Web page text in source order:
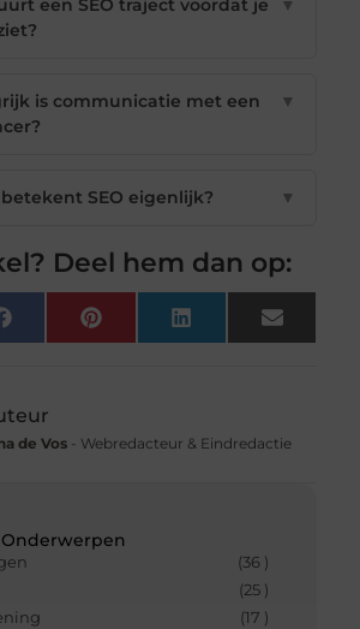
(36 )
(25 )
(17 )
een SEO traject voordat je
▼
is communicatie met een
▼
SEO eigenlijk? ▼
Deel hem dan op:
FacebookPinterest LinkedIn Email
de Vos- Webredacteur & Eindredactie